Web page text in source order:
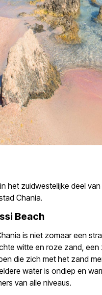
het zuidwestelijke deel
Chania.
Beach
is niet zomaar een
witte en roze zand,
die zich met het zand
water is ondiep en
van alle niveaus.